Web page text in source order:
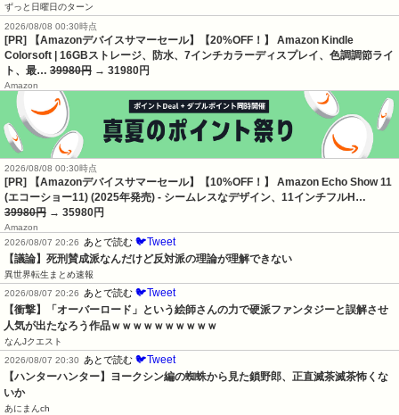
ずっと日曜日のターン
2026/08/08 00:30時点
[PR] 【Amazonデバイスサマーセール】【20%OFF！】 Amazon Kindle
Colorsoft | 16GBストレージ、防水、7インチカラーディスプレイ、色調調節ライ
ト、最… 39980円 → 31980円
Amazon
2026/08/08 00:30時点
[PR] 【Amazonデバイスサマーセール】【10%OFF！】 Amazon Echo Show 11
(エコーショー11) (2025年発売) - シームレスなデザイン、11インチフルH…
39980円 → 35980円
Amazon
2026/08/07 20:26
あとで読む 🐦Tweet
【議論】死刑賛成派なんだけど反対派の理論が理解できない
異世界転生まとめ速報
2026/08/07 20:26
あとで読む 🐦Tweet
【衝撃】「オーバーロード」という絵師さんの力で硬派ファンタジーと誤解させ
人気が出たなろう作品ｗｗｗｗｗｗｗｗｗｗ
なんJクエスト
2026/08/07 20:30
あとで読む 🐦Tweet
【ハンターハンター】ヨークシン編の蜘蛛から見た鎖野郎、正直滅茶滅茶怖くな
いか
あにまんch